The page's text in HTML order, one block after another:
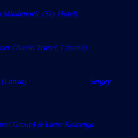
Mladenovic (Sky Hotel)
(Tureta Travel, Croatia)
& … … (Latvia) Sergey
Group) & Liene Kalberga